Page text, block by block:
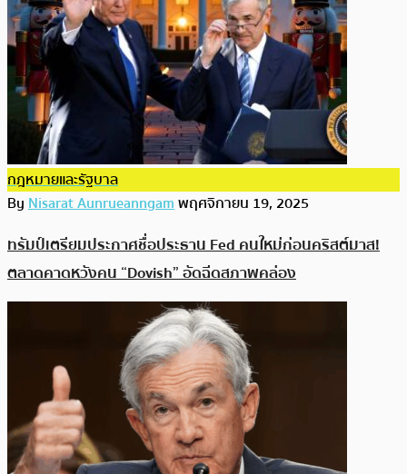
กฎหมายและรัฐบาล
ByNisarat Aunrueanngamพฤศจิกายน 19, 2025
ทรัมป์เตรียมประกาศชื่อประธาน Fed คนใหม่ก่อนคริสต์มาส!
ตลาดคาดหวังคน “Dovish” อัดฉีดสภาพคล่อง